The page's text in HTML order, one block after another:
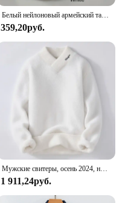
Белый нейлоновый армейский тактический мужской ремень с автоматической пряжкой, военный поясной парусиновый ремень, уличный ремень, дорожные джинсы, черные ремни для женщин
359,20руб.
Мужские свитеры, осень 2024, новый стиль, мужская мода, теплый свитер, Мужские Молодежные стильные свитеры, весенние мужские шерстяные пуловеры, модель MY1080
1 911,24руб.